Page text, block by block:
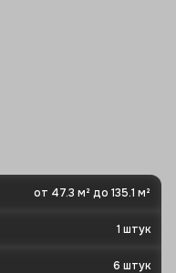
от 47.3 м² до 135.1 м²
1 штук
6 штук